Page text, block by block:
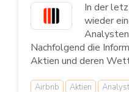
In der
wieder
Nachfolgend die
Aktien und deren
Airbnb Aktien